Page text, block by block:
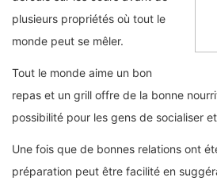
plusieurs propriétés où tout le
monde peut se mêler.
Tout le monde aime un bon
repas et un grill offre de la bonne
possibilité pour les gens de socialiser
Une fois que de bonnes relations ont
préparation peut être facilité en